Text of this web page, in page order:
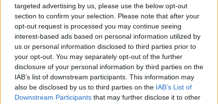
targeted advertising by us, please use the below opt-out
section to confirm your selection. Please note that after your
opt-out request is processed you may continue seeing
interest-based ads based on personal information utilized by
us or personal information disclosed to third parties prior to
your opt-out. You may separately opt-out of the further
disclosure of your personal information by third parties on the
IAB’s list of downstream participants. This information may
also be disclosed by us to third parties on the IAB’s List of
Downstream Participants that may further disclose it to other
„Lány. Ez lány.”(Valeria Chernichenko